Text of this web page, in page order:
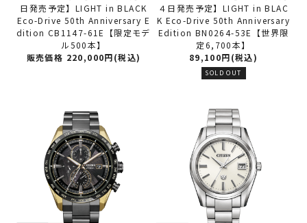
日発売予定】LIGHT in BLACK
Eco-Drive 50th Anniversary E
dition CB1147-61E【限定モデ
ル500本】
販売価格 220,000円(税込)
４日発売予定】LIGHT in BLAC
K Eco-Drive 50th Anniversary
Edition BN0264-53E【世界限
定6,700本】
89,100円(税込)
SOLD OUT